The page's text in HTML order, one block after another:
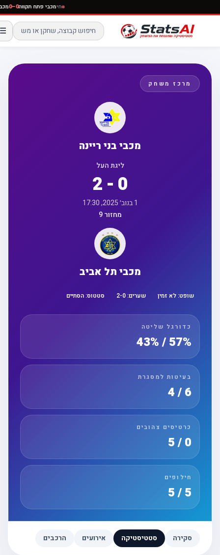
חימכבי פתח תקווה0–0
☰
מרכז משחק
מכבי בני ריינה
ליגת העל
2 - 0
מחזור 9
מכבי תל אביב
שופט:לא זמין שערים: 2 -0 סטטוס:הסתיים
כדורגל שליטה
57% / 43%
בעיטות למסגרת
6 / 4
כרטיסים צהובים
חילופים
סקירה סטטיסטיקה אירועים הרכבים